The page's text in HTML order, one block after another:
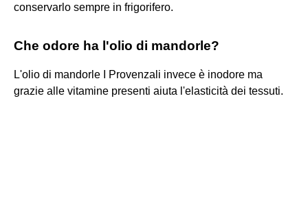
conservarlo sempre in frigorifero.
Che odore ha l'olio di mandorle?
L'olio di mandorle I Provenzali invece è inodore ma
grazie alle vitamine presenti aiuta l'elasticità dei tessuti.